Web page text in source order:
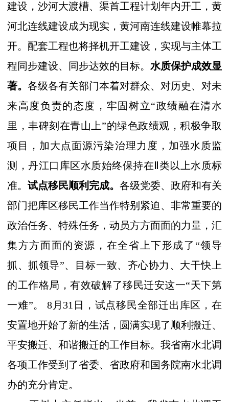
建设 ， 沙河大渡槽、渠首工程计划年内开工，黄
河北连线建设成为现实，黄河南连线建设帷幕拉
开。配套工程也将择机开工建设，实现与主体工
程同步建设、同步达效的目标。 水质保护成效显
著。 各级各有关部门本着对群众、对历史、对未
来高度负责的态度，牢固树立“政绩融在清水
里，丰碑刻在青山上”的绿色政绩观，积极争取
项目，加大点面源污染治理力度，加强水质监
测，丹江口库区水质始终保持在 类以上水质标
准。 试点移民顺利完成。 各级党委、政府和有关
部门把库区移民工作当作特别紧迫、非常重要的
政治任务、特殊任务，动员方方面面的力量，汇
集方方面面的资源，在全省上下形成了“领导
抓、抓领导”、目标一致、齐心协力、大干快上
的工作格局，有效破解了移民迁安这一“天下第
一难”。 8月31日，试点移民全部迁出库区， 在
安置地开始了新的生活， 圆满实现了顺利搬迁、
平安搬迁、和谐搬迁的工作目标。我省南水北调
各项工作受到了省委、省政府和国务院南水北调
办的充分肯定。